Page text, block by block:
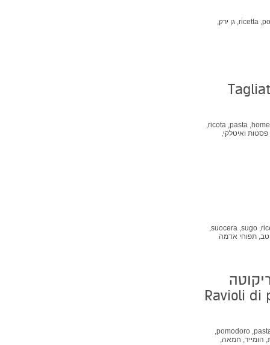
ricetta, גן ירק,
pasta,
ricota,
פסטות ואיטלקי,
sugo,
suocera,
תפוחי אדמה
Ravioli di
pomodoro,
הומייד, חמאה,